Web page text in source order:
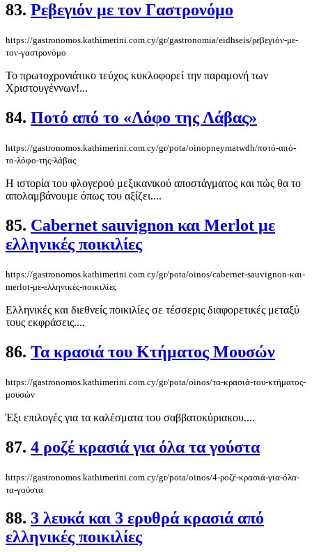
83. Ρεβεγιόν με τον Γαστρονόμο
https://gastronomos.kathimerini.com.cy/gr/gastronomia/eidhseis/ρεβεγιόν-με-
τον-γαστρονόμο
Το πρωτοχρονιάτικο τεύχος κυκλοφορεί την παραμονή των
Χριστουγέννων!...
84. Ποτό από το «Λόφο της Λάβας»
https://gastronomos.kathimerini.com.cy/gr/pota/oinopneymatwdh/ποτό-από-
το-λόφο-της-λάβας
Η ιστορία του φλογερού μεξικανικού αποστάγματος και πώς θα το
απολαμβάνουµε όπως του αξίζει....
85. Cabernet sauvignon και Merlot με
ελληνικές ποικιλίες
https://gastronomos.kathimerini.com.cy/gr/pota/oinos/cabernet-sauvignon-και-
merlot-με-ελληνικές-ποικιλίες
Ελληνικές και διεθνείς ποικιλίες σε τέσσερις διαφορετικές μεταξύ
τους εκφράσεις....
86. Τα κρασιά του Κτήματος Μουσών
https://gastronomos.kathimerini.com.cy/gr/pota/oinos/τα-κρασιά-του-κτήματος-
μουσών
Έξι επιλογές για τα καλέσματα του σαββατοκύριακου....
87. 4 ροζέ κρασιά για όλα τα γούστα
https://gastronomos.kathimerini.com.cy/gr/pota/oinos/4-ροζέ-κρασιά-για-όλα-
τα-γούστα
88. 3 λευκά και 3 ερυθρά κρασιά από
ελληνικές ποικιλίες